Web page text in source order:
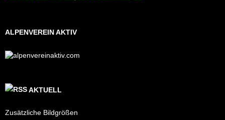
ALPENVEREIN AKTIV
AKTUELL
Zusätzliche Bildgrößen